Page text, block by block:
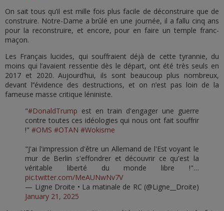
On sait tous qu’il est mille fois plus facile de déconstruire que de
construire. Notre-Dame a brûlé en une journée, il a fallu cinq ans
pour la reconstruire, et encore, pour en faire un temple franc-
maçon.
Les Français lucides, qui souffraient déjà de cette tyrannie, du
moins qui l’avaient ressentie dès le départ, ont été très seuls en
2017 et 2020. Aujourd’hui, ils sont beaucoup plus nombreux,
devant l’’évidence des destructions, et on n’est pas loin de la
fameuse masse critique léniniste.
"#DonaldTrump est en train d'engager une guerre
contre toutes ces idéologies qui nous ont fait souffrir
!" #OMS #OTAN #Wokisme
"J'ai l'impression d'être un Allemand de l'Est voyant le
mur de Berlin s'effondrer et découvrir ce qu'est la
véritable liberté du monde libre !"…
pic.twitter.com/MeAUNwNv7V
— Ligne Droite • La matinale de RC (@Ligne__Droite)
January 21, 2025